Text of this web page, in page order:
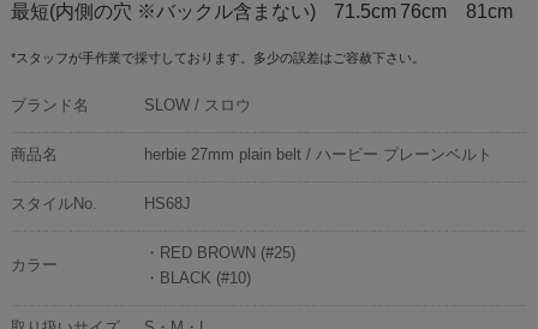
最短(内側の穴 ※バックル含まない)
71.5cm 76cm 81cm
*スタッフが手作業で採寸しております。多少の誤差はご容赦下さい。
ブランド名 SLOW / スロウ
商品名 herbie 27mm plain belt / ハービー プレーンベルト
スタイルNo. HS68J
カラー
・RED BROWN (#25)
・BLACK (#10)